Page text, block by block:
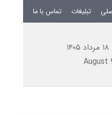
تبلیغات تماس با ما
August